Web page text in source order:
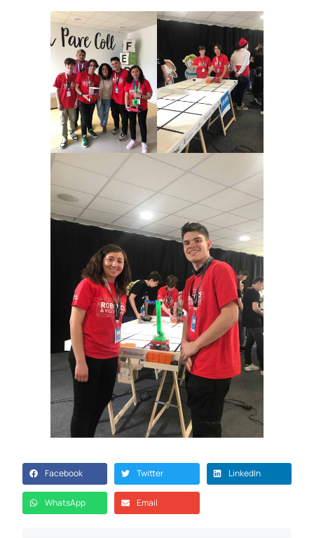
Facebook Twitter LinkedIn
WhatsApp Email